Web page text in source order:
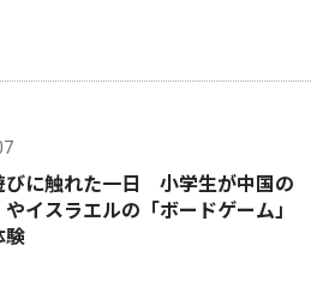
びに触れた一日 小学生が中国の
やイスラエルの「ボードゲーム」
験